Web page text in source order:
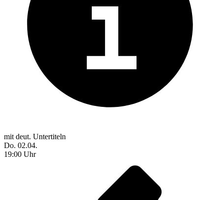
mit deut. Untertiteln
Do. 02.04.
19:00 Uhr